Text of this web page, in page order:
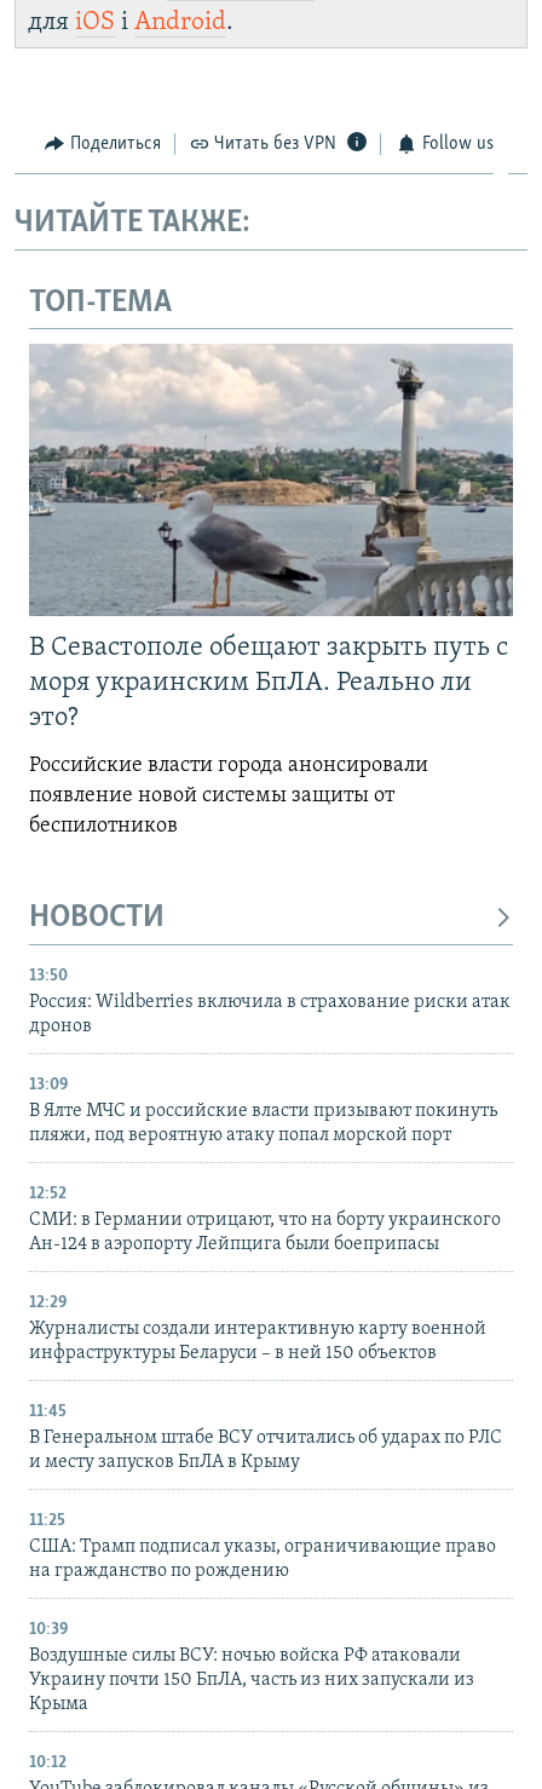
для iOS і Android.
Поделиться Читать без VPN Follow us
ЧИТАЙТЕ ТАКЖЕ:
ТОП-ТЕМА
В Севастополе обещают закрыть путь с
моря украинским БпЛА. Реально ли
это?
Российские власти города анонсировали
появление новой системы защиты от
беспилотников
НОВОСТИ
13:50
Россия: Wildberries включила в страхование риски атак
дронов
13:09
В Ялте МЧС и российские власти призывают покинуть
пляжи, под вероятную атаку попал морской порт
12:52
СМИ: в Германии отрицают, что на борту украинского
Ан-124 в аэропорту Лейпцига были боеприпасы
12:29
Журналисты создали интерактивную карту военной
инфраструктуры Беларуси – в ней 150 объектов
11:45
В Генеральном штабе ВСУ отчитались об ударах по РЛС
и месту запусков БпЛА в Крыму
11:25
США: Трамп подписал указы, ограничивающие право
на гражданство по рождению
10:39
Воздушные силы ВСУ: ночью войска РФ атаковали
Украину почти 150 БпЛА, часть из них запускали из
Крыма
10:12